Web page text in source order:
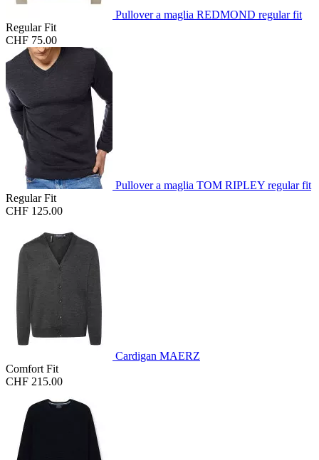
Pullover a maglia REDMOND regular fit
Regular Fit
CHF 75.00
Pullover a maglia TOM RIPLEY regular fit
Regular Fit
CHF 125.00
Cardigan MAERZ
Comfort Fit
CHF 215.00